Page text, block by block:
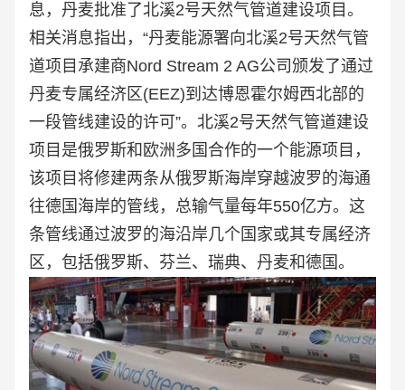
息，丹麦批准了北溪2号天然气管道建设项目。
相关消息指出，“丹麦能源署向北溪2号天然气管
道项目承建商Nord Stream 2 AG公司颁发了通过
丹麦专属经济区(EEZ)到达博恩霍尔姆西北部的
一段管线建设的许可”。北溪2号天然气管道建设
项目是俄罗斯和欧洲多国合作的一个能源项目，
该项目将修建两条从俄罗斯海岸穿越波罗的海通
往德国海岸的管线，总输气量每年550亿方。这
条管线通过波罗的海沿岸几个国家或其专属经济
区，包括俄罗斯、芬兰、瑞典、丹麦和德国。